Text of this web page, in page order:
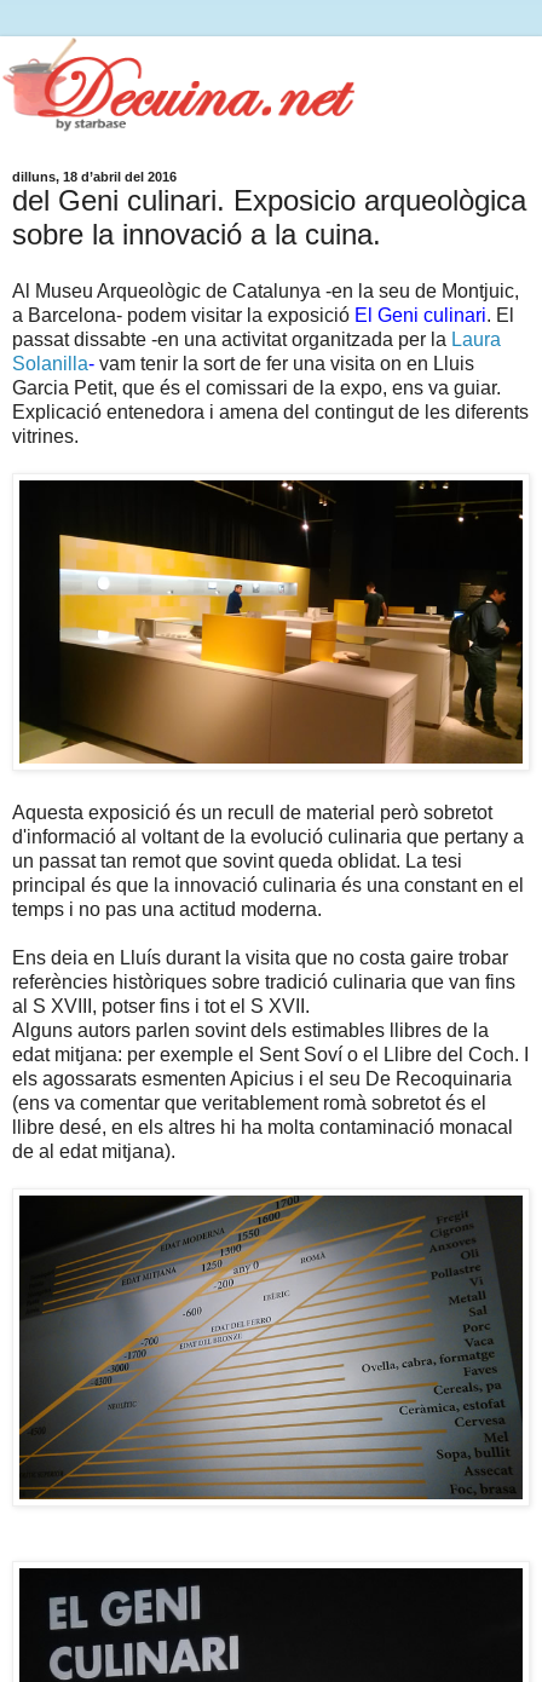
dilluns, 18 d’abril del 2016
del Geni culinari. Exposicio arqueològica
sobre la innovació a la cuina.
Al Museu Arqueològic de Catalunya -en la seu de Montjuic,
a Barcelona- podem visitar la exposició El Geni culinari. El
passat dissabte -en una activitat organitzada per la Laura
Solanilla- vam tenir la sort de fer una visita on en Lluis
Garcia Petit, que és el comissari de la expo, ens va guiar.
Explicació entenedora i amena del contingut de les diferents
vitrines.
Aquesta exposició és un recull de material però sobretot
d'informació al voltant de la evolució culinaria que pertany a
un passat tan remot que sovint queda oblidat. La tesi
principal és que la innovació culinaria és una constant en el
temps i no pas una actitud moderna.
Ens deia en Lluís durant la visita que no costa gaire trobar
referències històriques sobre tradició culinaria que van fins
al S XVIII, potser fins i tot el S XVII.
Alguns autors parlen sovint dels estimables llibres de la
edat mitjana: per exemple el Sent Soví o el Llibre del Coch. I
els agossarats esmenten Apicius i el seu De Recoquinaria
(ens va comentar que veritablement romà sobretot és el
llibre desé, en els altres hi ha molta contaminació monacal
de al edat mitjana).